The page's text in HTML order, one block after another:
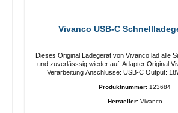
Vivanco USB-C
Dieses Original Ladegerät von Vivanco läd alle
und zuverlässsig wieder auf. Adapter Original Vivanco Hochwertige
Verarbeitung Anschlüsse: USB-C
Produktnummer: 123684
Hersteller: Vivanco